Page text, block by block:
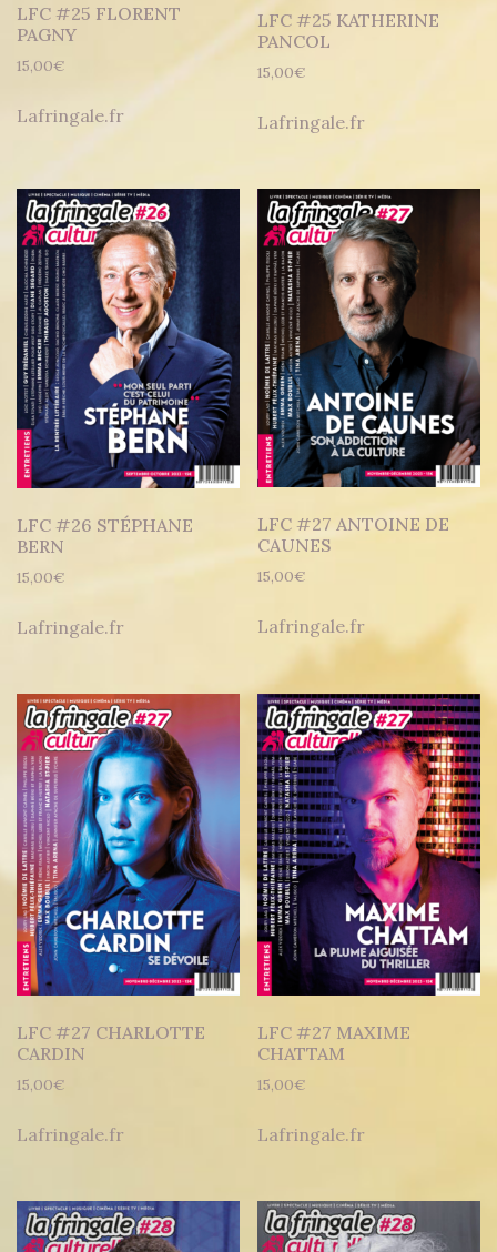
LFC #25 FLORENT
PAGNY
15,00€
Lafringale.fr
LFC #25 KATHERINE
PANCOL
15,00€
Lafringale.fr
LFC #26 STÉPHANE
BERN
15,00€
Lafringale.fr
LFC #27 ANTOINE DE
CAUNES
15,00€
Lafringale.fr
LFC #27 CHARLOTTE
CARDIN
15,00€
Lafringale.fr
LFC #27 MAXIME
CHATTAM
15,00€
Lafringale.fr